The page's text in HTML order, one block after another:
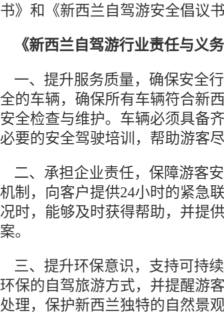
书》和《新西兰自驾游安全倡议
《新西兰自驾游行业责任与义
一、提升服务质量，确保安全
全的车辆，确保所有车辆符合新
安全检查与维护。车辆必须具备
必要的安全驾驶培训，帮助游客
二、承担企业责任，保障游客
机制，向客户提供24小时的紧急
况时，能够及时获得帮助，并提
案。
三、提升环保意识，支持可持
环保的自驾旅游方式，并提醒游
处理，保护新西兰独特的自然景